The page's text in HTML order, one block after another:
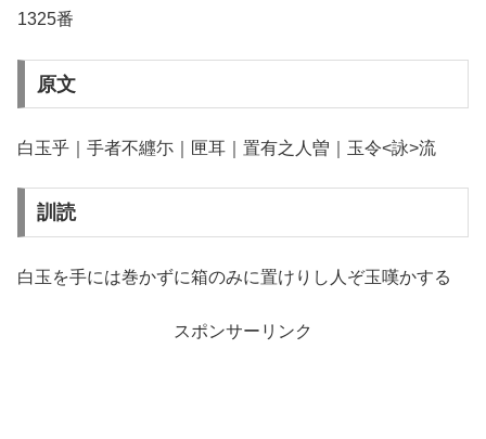
1325番
原文
白玉乎｜手者不纒尓｜匣耳｜置有之人曽｜玉令<詠>流
訓読
白玉を手には巻かずに箱のみに置けりし人ぞ玉嘆かする
スポンサーリンク